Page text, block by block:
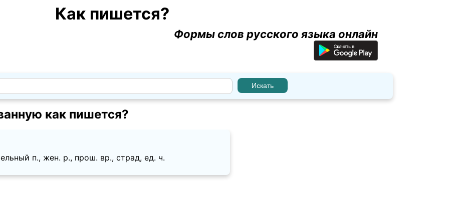
Как пишется?
Формы слов русского языка онлайн
как пишется?
п., жен. p., прош. вр., страд, ед. ч.